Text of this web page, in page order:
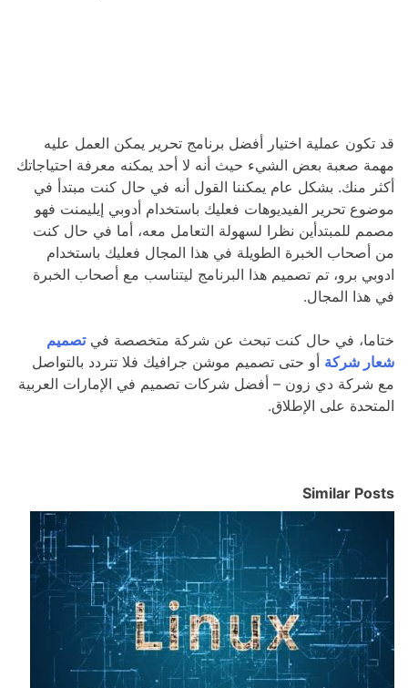
قد تكون عملية اختيار أفضل برنامج تحرير يمكن العمل عليه
مهمة صعبة بعض الشيء حيث أنه لا أحد يمكنه معرفة احتياجاتك
أكثر منك. بشكل عام يمكننا القول أنه في حال كنت مبتدأ في
موضوع تحرير الفيديوهات فعليك باستخدام أدوبي إيليمنت فهو
مصمم للمبتدأين نظرا لسهولة التعامل معه، أما في حال كنت
من أصحاب الخبرة الطويلة في هذا المجال فعليك باستخدام
ادوبي برو، تم تصميم هذا البرنامج ليتناسب مع أصحاب الخبرة
في هذا المجال.
ختاما، في حال كنت تبحث عن شركة متخصصة في تصميم
شعار شركة أو حتى تصميم موشن جرافيك فلا تتردد بالتواصل
مع شركة دي زون – أفضل شركات تصميم في الإمارات العربية
المتحدة على الإطلاق.
Similar Posts